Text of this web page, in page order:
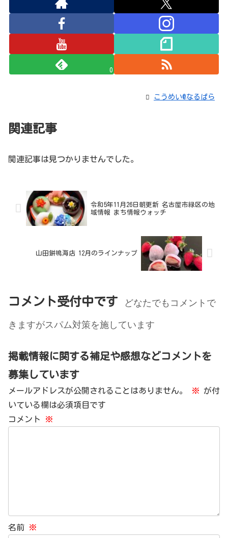
0
こうめい@なるぱら
関連記事
関連記事は見つかりませんでした。
令和5年11月26日朝更新 名古屋市緑区の地
域情報 まち情報ウォッチ
山田餅鳴海店 12月のラインナップ
コメント受付中です
どなたでもコメントで
きますがスパム対策を施しています
掲載情報に関する補足や感想などコメントを
募集しています
メールアドレスが公開されることはありません。 ※ が付
いている欄は必須項目です
コメント
※
名前 ※